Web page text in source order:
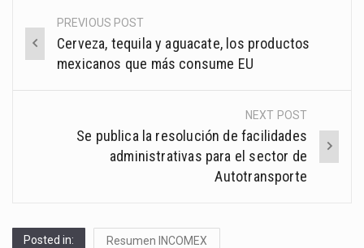
Post
navigation
PREVIOUS POST
Cerveza, tequila y aguacate, los productos
mexicanos que más consume EU
NEXT POST
Se publica la resolución de facilidades
administrativas para el sector de
Autotransporte
Posted in: Resumen INCOMEX